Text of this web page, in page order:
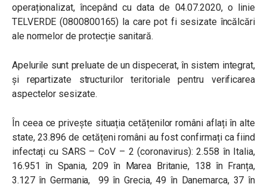
operaționalizat, începând cu data de 04.07.2020, o linie
TELVERDE (0800800165) la care pot fi sesizate încălcări
ale normelor de protecție sanitară.
Apelurile sunt preluate de un dispecerat, în sistem integrat,
și repartizate structurilor teritoriale pentru verificarea
aspectelor sesizate.
În ceea ce privește situația cetățenilor români aflați în alte
state, 23.896 de cetățeni români au fost confirmați ca fiind
infectați cu SARS – CoV – 2 (coronavirus): 2.558 în Italia,
16.951 în Spania, 209 în Marea Britanie, 138 în Franța,
3.127 în Germania, 99 în Grecia, 49 în Danemarca, 37 în